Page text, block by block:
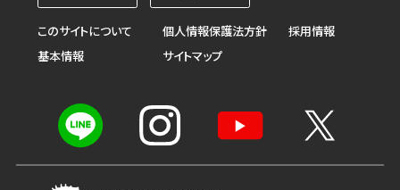
このサイトについて 個人情報保護法方針
採用情報
基本情報
サイトマップ